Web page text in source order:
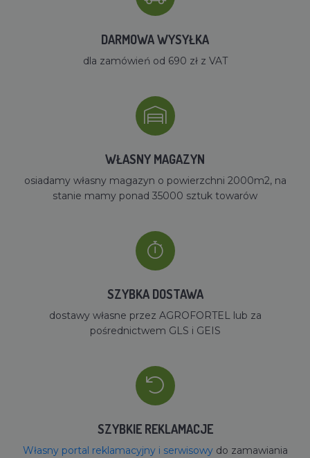
DARMOWA WYSYŁKA
dla zamówień od 690 zł z VAT
WŁASNY MAGAZYN
osiadamy własny magazyn o powierzchni 2000m2, na
stanie mamy ponad 35000 sztuk towarów
SZYBKA DOSTAWA
dostawy własne przez AGROFORTEL lub za
pośrednictwem GLS i GEIS
SZYBKIE REKLAMACJE
Własny portal reklamacyjny i serwisowydo zamawiania